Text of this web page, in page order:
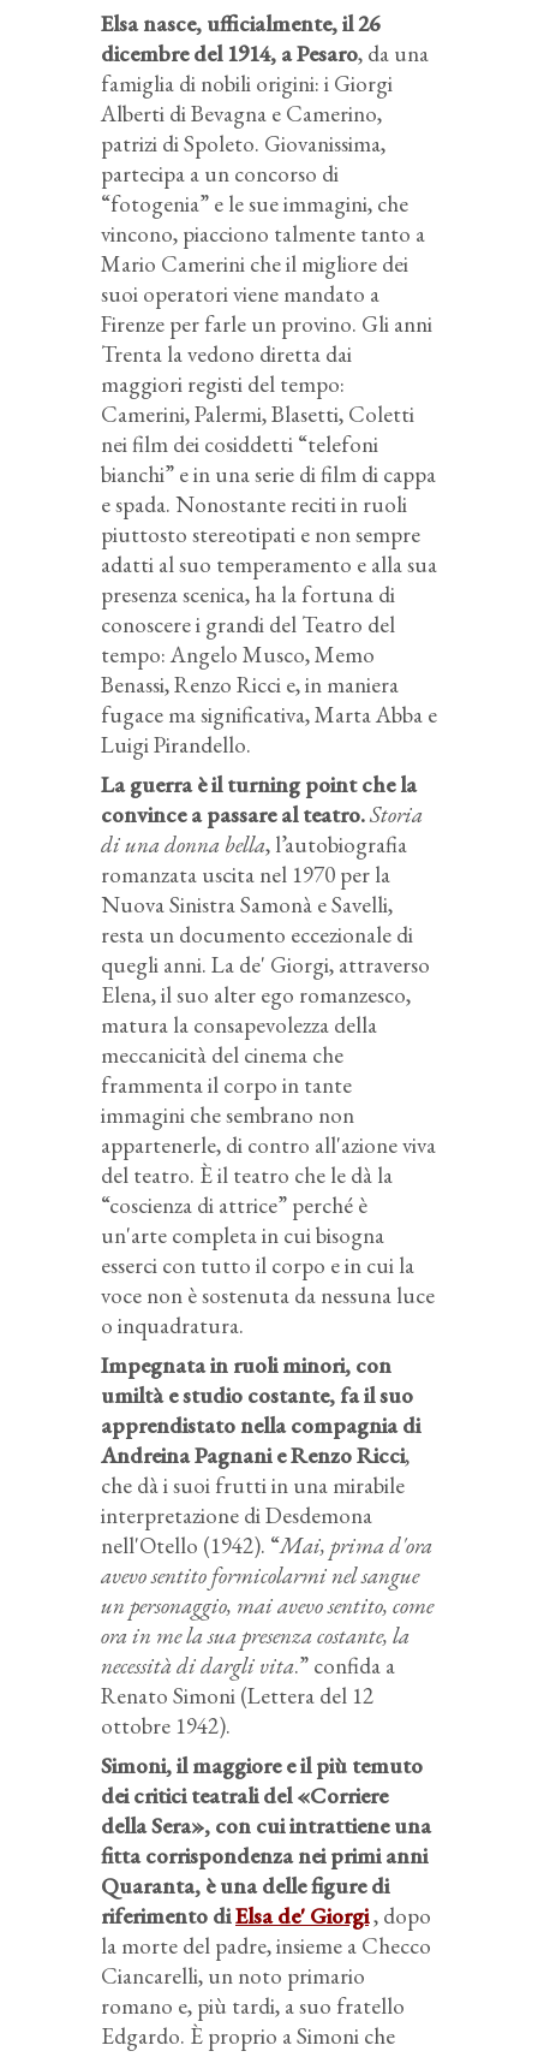
Elsa nasce, ufficialmente, il 26
dicembre del 1914, a Pesaro, da una
famiglia di nobili origini: i Giorgi
Alberti di Bevagna e Camerino,
patrizi di Spoleto. Giovanissima,
partecipa a un concorso di
“fotogenia” e le sue immagini, che
vincono, piacciono talmente tanto a
Mario Camerini che il migliore dei
suoi operatori viene mandato a
Firenze per farle un provino. Gli anni
Trenta la vedono diretta dai
maggiori registi del tempo:
Camerini, Palermi, Blasetti, Coletti
nei film dei cosiddetti “telefoni
bianchi” e in una serie di film di cappa
e spada. Nonostante reciti in ruoli
piuttosto stereotipati e non sempre
adatti al suo temperamento e alla sua
presenza scenica, ha la fortuna di
conoscere i grandi del Teatro del
tempo: Angelo Musco, Memo
Benassi, Renzo Ricci e, in maniera
fugace ma significativa, Marta Abba e
Luigi Pirandello.
La guerra è ilturning pointche la
convince a passare al teatro.Storia
di una donna bella, l’autobiografia
romanzata uscita nel 1970 per la
Nuova Sinistra Samonà e Savelli,
resta un documento eccezionale di
quegli anni. La de' Giorgi, attraverso
Elena, il suo alter ego romanzesco,
matura la consapevolezza della
meccanicità del cinema che
frammenta il corpo in tante
immagini che sembrano non
appartenerle, di contro all'azione viva
del teatro. È il teatro che le dà la
“coscienza di attrice” perché è
un'arte completa in cui bisogna
esserci con tutto il corpo e in cui la
voce non è sostenuta da nessuna luce
o inquadratura.
Impegnata in ruoli minori, con
umiltà e studio costante, fa il suo
apprendistato nella compagnia di
Andreina Pagnani e Renzo Ricci,
che dà i suoi frutti in una mirabile
interpretazione di Desdemona
nell'Otello (1942). “Mai, prima d'ora
avevo sentito formicolarmi nel sangue
un personaggio, mai avevo sentito, come
ora in me la sua presenza costante, la
necessità di dargli vita.” confida a
Renato Simoni (Lettera del 12
ottobre 1942).
Simoni, il maggiore e il più temuto
dei critici teatrali del «Corriere
della Sera», con cui intrattiene una
fitta corrispondenza nei primi anni
Quaranta, è una delle figure di
riferimento diElsa de' Giorgi, dopo
la morte del padre, insieme a Checco
Ciancarelli, un noto primario
romano e, più tardi, a suo fratello
Edgardo. È proprio a Simoni che